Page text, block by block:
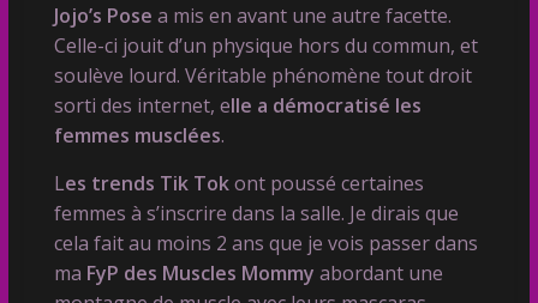
Jojo’s Pose a mis en avant une autre facette.
Celle-ci jouit d’un physique hors du commun, et
soulève lourd. Véritable phénomène tout droit
sorti des internet, elle a démocratisé les
femmes musclées.
Les trends Tik Tokont poussé certaines
femmes à s’inscrire dans la salle. Je dirais que
cela fait au moins 2 ans que je vois passer dans
ma FyP des Muscles Mommy abordant une